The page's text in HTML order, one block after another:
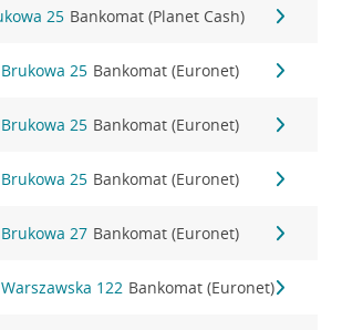
25 Bankomat (Planet Cash)
25 Bankomat (Euronet)
25 Bankomat (Euronet)
25 Bankomat (Euronet)
27 Bankomat (Euronet)
122 Bankomat (Euronet)